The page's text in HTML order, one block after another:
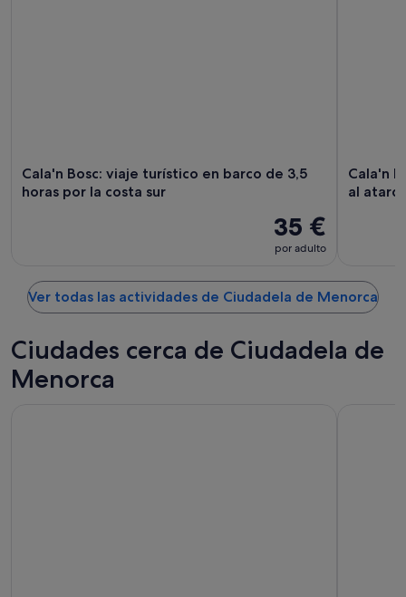
Cala'n Bosc: viaje turístico en barco de 3,5
horas por la costa sur
35 €
por adulto
Cala'n
al
Ver todas las actividades de Ciudadela de Menorca
Ciudades cerca de Ciudadela de
Menorca